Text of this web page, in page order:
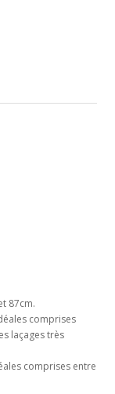
87cm.
comprises
laçages très
comprises entre